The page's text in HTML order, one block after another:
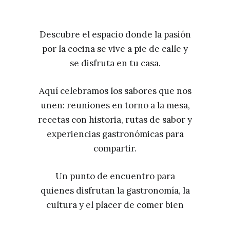
Descubre el espacio donde la pasión
por la cocina se vive a pie de calle y
se disfruta en tu casa.
Aquí celebramos los sabores que nos
unen: reuniones en torno a la mesa,
recetas con historia, rutas de sabor y
experiencias gastronómicas para
compartir.
Un punto de encuentro para
quienes disfrutan la gastronomía, la
cultura y el placer de comer bien